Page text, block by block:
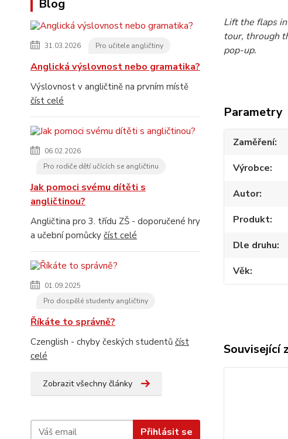
Blog
31.03.2026 Pro učitele angličtiny
Anglická výslovnost nebo gramatika?
Výslovnost v angličtině na prvním místě
číst celé
06.02.2026
Pro rodiče dětí učících se angličtinu
Jak pomoci svému dítěti s
angličtinou?
Angličtina pro 3. třídu ZŠ - doporučené hry
a učební pomůcky číst celé
01.09.2025
Pro dospělé studenty angličtiny
Říkáte to správně?
Czenglish - chyby českých studentů číst
celé
Zobrazit všechny články
Přihlásit se
Lift the flaps
tour, through
pop-up.
Parametry
Zaměření
Výrobce
Autor
Produkt
Dle druhu
Věk
Související